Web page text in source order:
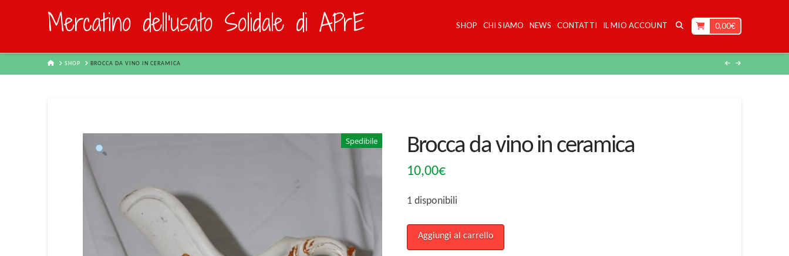
Mercatino dell'usato Solidale di APrE SHOP CHI SIAMO NEWS CONTATTI IL MIO ACCOUNT 0,00€
HOMESHOP BROCCA DA VINO IN CERAMICA
Spedibile Brocca da vino in ceramica
10,00€
1 disponibili
Brocca
da
Aggiungi al carrello